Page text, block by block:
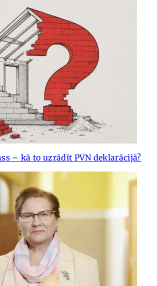
– kā to uzrādīt PVN deklarācijā?